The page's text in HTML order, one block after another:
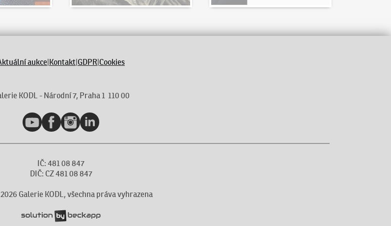
aukce Kontakt GDPR Cookies
KODL - Národní 7, Praha 1 110 00
YouTubeFacebookInstagramLinkedIn
IČ: 481 08 847
DIČ: CZ 481 08 847
2026 Galerie KODL, všechna práva vyhrazena